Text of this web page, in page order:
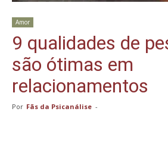
Amor
9 qualidades de
são ótimas em
relacionamentos
Por Fãs da Psicanálise -